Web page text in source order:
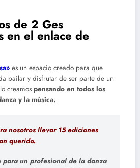
de 2 Ges
en el enlace de
es un espacio creado para que
bailar y disfrutar de ser parte de un
creamos pensando en todos los
y la música.
nosotros llevar 15 ediciones
querido.
para un profesional de la danza